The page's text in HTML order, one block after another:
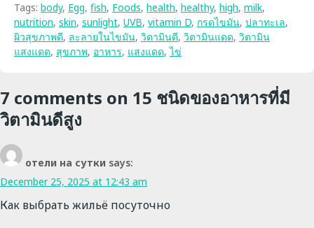
Tags: body, Egg, fish, Foods, health, healthy, high, milk,
nutrition, skin, sunlight, UVB, vitamin D, กรดไขมัน, ปลาทะเล,
ผิวสุขภาพดี, ละลายในไขมัน, วิตามินดี, วิตามินแดด, วิตามิน
แสงแดด, สุขภาพ, อาหาร, แสงแดด,ไข่
7 comments on 15 ชนิดของอาหารที่มี
วิตามินดีสูง
отели на сутки says:
December 25, 2025 at 12:43 am
Как выбрать жильё посуточно